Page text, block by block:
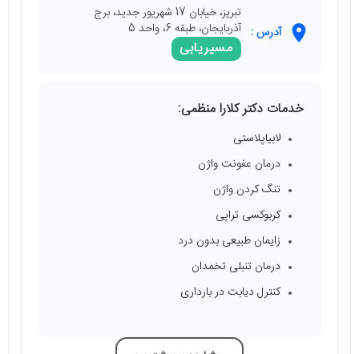
آدرس :
تبریز، خیابان 17 شهریور جدید، برج
آذربایجان، طبقه 6، واحد 5
مسیریابی
خدمات دکتر کلارا منظمی:
لابیاپلاستی
درمان عفونت واژن
تنگ کردن واژن
کربوکسی تراپی
زایمان طبیعی بدون درد
درمان تنبلی تخمدان
کنترل دیابت در بارداری